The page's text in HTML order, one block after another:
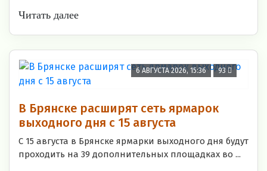
Читать далее
6 АВГУСТА 2026, 15:36 93
В Брянске расширят сеть ярмарок
выходного дня с 15 августа
С 15 августа в Брянске ярмарки выходного дня будут
проходить на 39 дополнительных площадках во ...